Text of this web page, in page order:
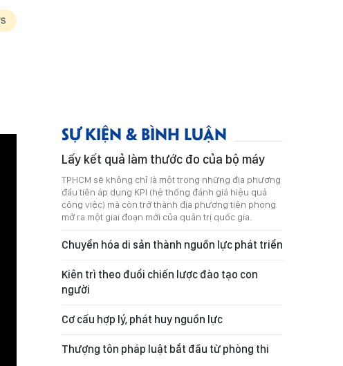
SỰ KIỆN & BÌNH LUẬN
Lấy kết quả làm thước đo của bộ máy
TPHCM sẽ không chỉ là một trong những địa phương
đầu tiên áp dụng KPI (hệ thống đánh giá hiệu quả
công việc) mà còn trở thành địa phương tiên phong
mở ra một giai đoạn mới của quản trị quốc gia.
Chuyển hóa di sản thành nguồn lực phát triển
Kiên trì theo đuổi chiến lược đào tạo con
người
Cơ cấu hợp lý, phát huy nguồn lực
Thượng tôn pháp luật bắt đầu từ phòng thi